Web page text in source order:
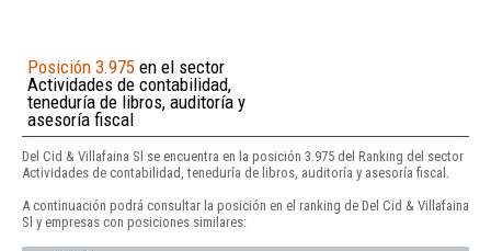
Posición 3.975 en el sector
Actividades de contabilidad,
teneduría de libros, auditoría y
asesoría fiscal
Del Cid & Villafaina Sl se encuentra en la posición 3.975 del Ranking del sector
Actividades de contabilidad, teneduría de libros, auditoría y asesoría fiscal.
A continuación podrá consultar la posición en el ranking de Del Cid & Villafaina
Sl y empresas con posiciones similares: